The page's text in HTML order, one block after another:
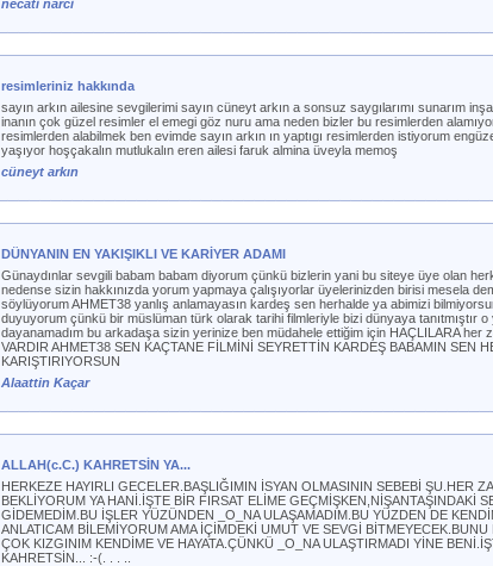
necati narci
resimleriniz hakkında
sayın arkın ailesine sevgilerimi sayın cüneyt arkın a sonsuz saygılarımı sunarım
inanın çok güzel resimler el emegi göz nuru ama neden bizler bu resimlerden
resimlerden alabilmek ben evimde sayın arkın ın yaptıgı resimlerden istiyorum
yaşıyor hoşçakalın mutlukalın eren ailesi faruk almina üveyla memoş
cüneyt arkın
DÜNYANIN EN YAKIŞIKLI VE KARİYER ADAMI
Günaydınlar sevgili babam babam diyorum çünkü bizlerin yani bu siteye üye olan
nedense sizin hakkınızda yorum yapmaya çalışıyorlar üyelerinizden birisi mesela
söylüyorum AHMET38 yanlış anlamayasın kardeş sen herhalde ya abimizi
duyuyorum çünkü bir müslüman türk olarak tarihi filmleriyle bizi dünyaya
dayanamadım bu arkadaşa sizin yerinize ben müdahele ettiğim için HAÇLILARA her
VARDIR AHMET38 SEN KAÇTANE FİLMİNİ SEYRETTİN KARDEŞ BABAMIN SEN
KARIŞTIRIYORSUN
Alaattin Kaçar
ALLAH(c.C.) KAHRETSİN YA...
HERKEZE HAYIRLI GECELER.BAŞLIĞIMIN İSYAN OLMASININ SEBEBİ ŞU.HER
BEKLİYORUM YA HANİ.İŞTE BİR FIRSAT ELİME GEÇMİŞKEN,NİŞANTAŞINDAKİ
GİDEMEDİM.BU İŞLER YÜZÜNDEN _O_NA ULAŞAMADIM.BU YÜZDEN DE
ANLATICAM BİLEMİYORUM AMA İÇİMDEKİ UMUT VE SEVGİ
ÇOK KIZGINIM KENDİME VE HAYATA.ÇÜNKÜ _O_NA ULAŞTIRMADI YİNE
KAHRETSİN... :-(. . . ..